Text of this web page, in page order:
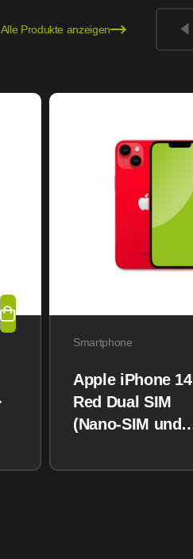
Alle Produkte anzeigen
Smartphone
Apple iPhone 14
Red Dual SIM
(Nano-SIM und